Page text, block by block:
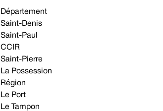
Département
Saint-Denis
Saint-Paul
CCIR
Saint-Pierre
La Possession
Région
Le Port
Le Tampon